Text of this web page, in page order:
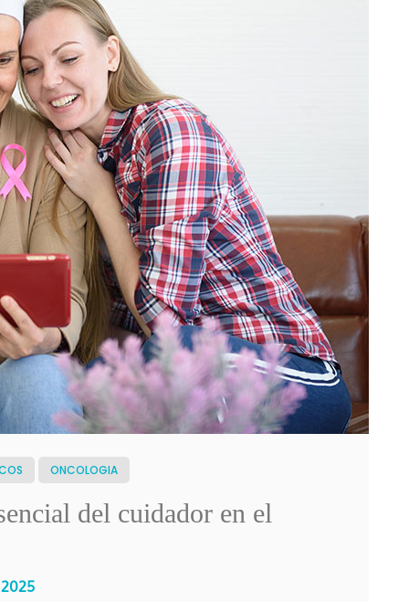
ONCOLOGIA
del cuidador en el